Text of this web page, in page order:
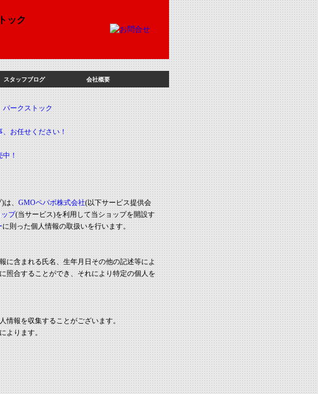
ック
スタッフブログ 会社概要
)は、GMOペパボ株式会社(以下サービス提供会
プ(当サービス)を利用して当ショップを開設す
に則った個人情報の取扱いを行います。
に含まれる氏名、生年月日その他の記述等によ
照合することができ、それにより特定の個人を
情報を収集することがございます。
よります。